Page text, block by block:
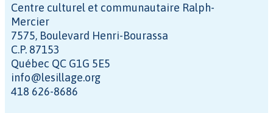
Centre culturel et communautaire Ralph-
Mercier
7575, Boulevard Henri-Bourassa
C.P. 87153
Québec QC G1G 5E5
info@lesillage.org
418 626-8686